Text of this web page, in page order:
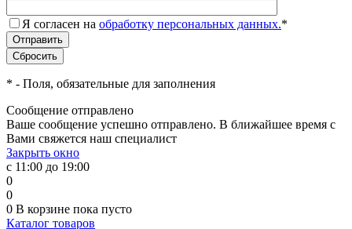
Я согласен на обработку персональных данных.*
* - Поля, обязательные для заполнения
Сообщение отправлено
Ваше сообщение успешно отправлено. В ближайшее время с
Вами свяжется наш специалист
Закрыть окно
с 11:00 до 19:00
0
0
0 В корзине пока пусто
Каталог товаров